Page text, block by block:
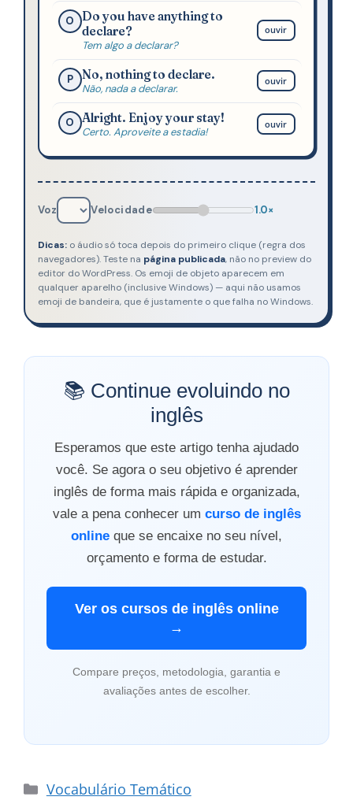
O
Do you have anything to
declare?
Tem algo a declarar?
ouvir
P No, nothing to declare.
Não, nada a declarar.
ouvir
O Alright. Enjoy your stay!
Certo. Aproveite a estadia!
ouvir
Voz Velocidade 1.0×
Dicas: o áudio só toca depois do primeiro clique (regra dos
navegadores). Teste na página publicada, não no preview do
editor do WordPress. Os emoji de objeto aparecem em
qualquer aparelho (inclusive Windows) — aqui não usamos
emoji de bandeira, que é justamente o que falha no Windows.
📚 Continue evoluindo no
inglês
Esperamos que este artigo tenha ajudado
você. Se agora o seu objetivo é aprender
inglês de forma mais rápida e organizada,
vale a pena conhecer um curso de inglês
online que se encaixe no seu nível,
orçamento e forma de estudar.
Ver os cursos de inglês online
→
Compare preços, metodologia, garantia e
avaliações antes de escolher.
Categorias
Vocabulário Temático